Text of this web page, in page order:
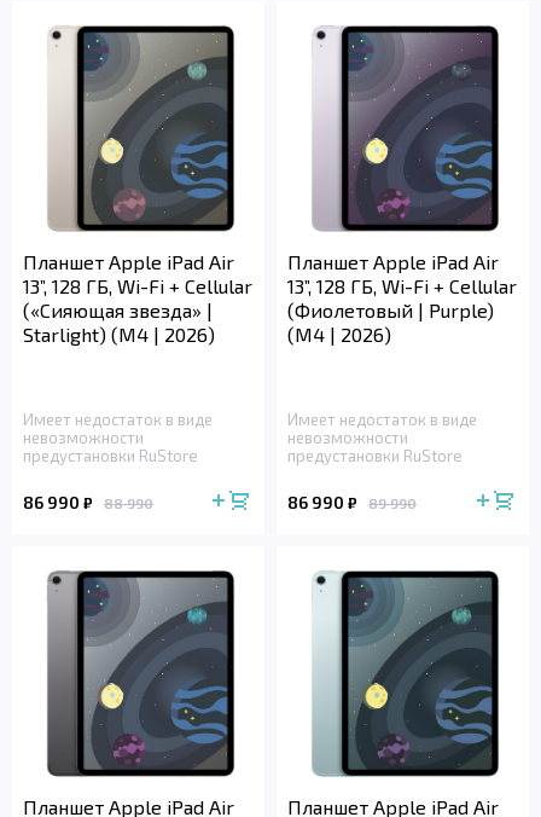
Планшет Apple iPad Air
13”, 128 ГБ, Wi-Fi + Cellular
(«Сияющая звезда» |
Starlight) (M4 | 2026)
Имеет недостаток в виде
невозможности
предустановки RuStore
86 990 ₽ 88 990
Планшет Apple iPad Air
13”, 128 ГБ, Wi-Fi + Cellular
(Фиолетовый | Purple)
(M4 | 2026)
Имеет недостаток в виде
невозможности
предустановки RuStore
86 990 ₽ 89 990
Планшет Apple iPad Air Планшет Apple iPad Air